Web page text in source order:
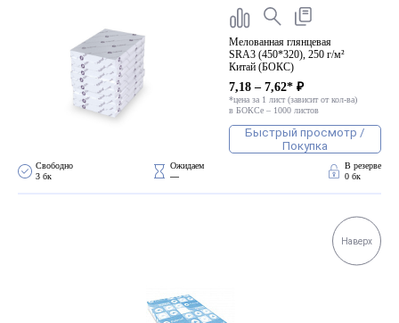
Мелованная глянцевая
SRA3 (450*320), 250 г/м²
Китай (БОКС)
7,18 – 7,62* ₽
*цена за 1 лист (зависит от кол-ва)
в БОКСе – 1000 листов
Быстрый просмотр /
Покупка
Свободно
3 бк
Ожидаем
—
В резерве
0 бк
Наверх